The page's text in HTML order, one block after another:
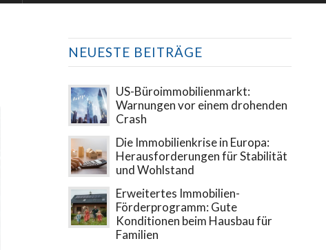
NEUESTE BEITRÄGE
US-Büroimmobilienmarkt:
Warnungen vor einem drohenden
Crash
Die Immobilienkrise in Europa:
Herausforderungen für Stabilität
und Wohlstand
Erweitertes Immobilien-
Förderprogramm: Gute
Konditionen beim Hausbau für
Familien